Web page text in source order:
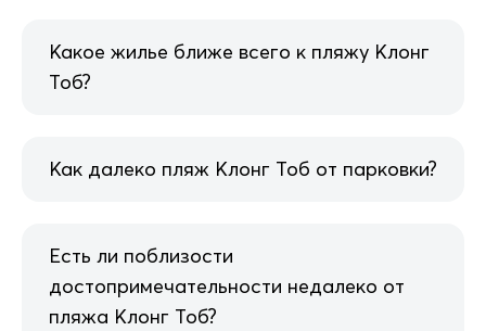
Какое жилье ближе всего к пляжу Клонг
Тоб?
Как далеко пляж Клонг Тоб от парковки?
Есть ли поблизости
достопримечательности недалеко от
пляжа Клонг Тоб?